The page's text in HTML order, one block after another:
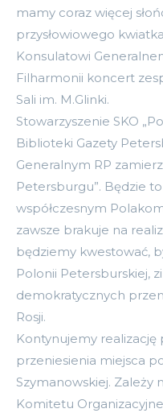
mamy coraz więcej
przysłowiowego
Konsulatowi
Filharmonii koncert
Sali im. M.Glinki.
Stowarzyszenie SKO
Biblioteki Gazety
Generalnym RP
Petersburgu”. Będzie
współczesnym
zawsze brakuje na
będziemy kwestować,
Polonii Petersburskiej,
demokratycznych
Rosji.
Kontynujemy
przeniesienia miejsca
Szymanowskiej. Zależy
Komitetu